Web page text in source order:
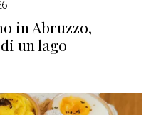
in Abruzzo,
un lago